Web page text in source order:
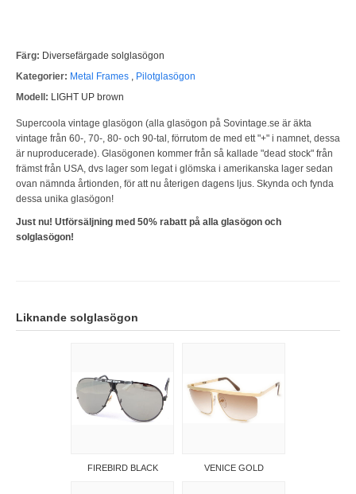
Färg: Diversefärgade solglasögon
Kategorier: Metal Frames , Pilotglasögon
Modell: LIGHT UP brown
Supercoola vintage glasögon (alla glasögon på Sovintage.se är äkta
vintage från 60-, 70-, 80- och 90-tal, förrutom de med ett "+" i namnet, dessa
är nuproducerade). Glasögonen kommer från så kallade "dead stock" från
främst från USA, dvs lager som legat i glömska i amerikanska lager sedan
ovan nämnda årtionden, för att nu återigen dagens ljus. Skynda och fynda
dessa unika glasögon!
Just nu! Utförsäljning med 50% rabatt på alla glasögon och
solglasögon!
Liknande solglasögon
FIREBIRD BLACK VENICE GOLD